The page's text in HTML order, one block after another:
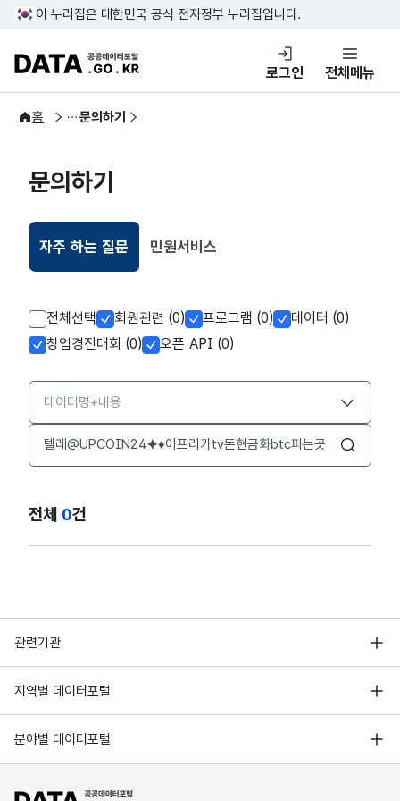
콘텐츠 바로가기
푸터 바로가기
이 누리집은 대한민국 공식 전자정부 누리집입니다.
DATA.GO.KR 공공데이터포털
로그인 전체메뉴
홈
이용안내 문의하기
문의하기
자주 하는 질문
선택됨
민원서비스
전체선택 회원관련 (0) 프로그램 (0)
데이터 (0)
창업경진대회 (0)
오픈 API (0)
검색옵션
검색어 입력창
검색
전체 0건
관련기관
행정안전부
한국지능정보사회진흥원
국가정보자원관리원
지역별 데이터포털
서울 열린데이터광장
경기데이터드림
D-데이터허브
분야별 데이터포털
기상자료개방포털
국토교통부 공간정보오픈플랫폼
공공데이터포털 바로가기